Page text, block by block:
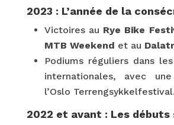
2023 : L’année de la
Victoires au Rye Bike
MTB Weekend et au
Podiums réguliers dans
internationales, avec une
l’Oslo Terrengsykkelfestival.
2022 et avant : Les débuts